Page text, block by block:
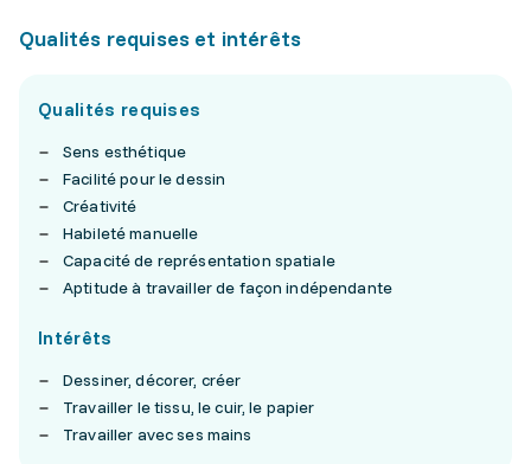
Qualités requises et intérêts
Qualités requises
Sens esthétique
Facilité pour le dessin
Créativité
Habileté manuelle
Capacité de représentation spatiale
Aptitude à travailler de façon indépendante
Intérêts
Dessiner, décorer, créer
Travailler le tissu, le cuir, le papier
Travailler avec ses mains